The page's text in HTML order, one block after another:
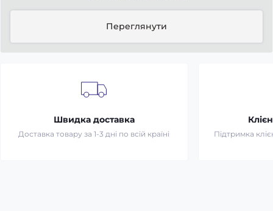
Переглянути
Швидка доставка
Доставка товару за 1-3 дні по всій країні Підтримка